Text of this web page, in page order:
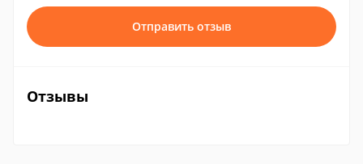
Отправить отзыв
Отзывы